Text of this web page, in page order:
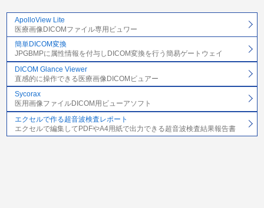
ApolloView Lite
医療画像DICOMファイル専用ビュワー
簡単DICOM変換
JPGBMPに属性情報を付与しDICOM変換を行う簡易ゲートウェイ
DICOM Glance Viewer
直感的に操作できる医療画像DICOMビュアー
Sycorax
医用画像ファイルDICOM用ビューアソフト
エクセルで作る超音波検査レポート
エクセルで編集してPDFやA4用紙で出力できる超音波検査結果報告書